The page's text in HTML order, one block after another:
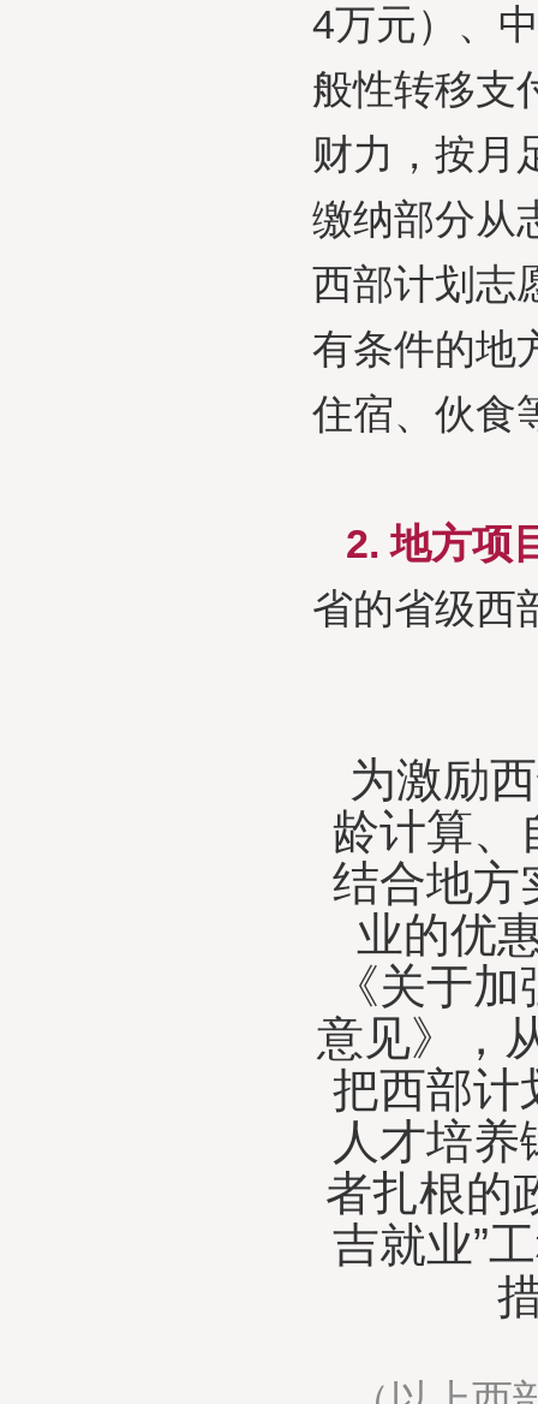
4万元）、
般性转移支
财力，按月
缴纳部分从
西部计划志
有条件的地
住宿、伙食
2. 地方项
省的省级西
为激励
龄计算、
结合地方
业的优
《关于
意见》，
把西部计
人才培
者扎根的
吉就业”